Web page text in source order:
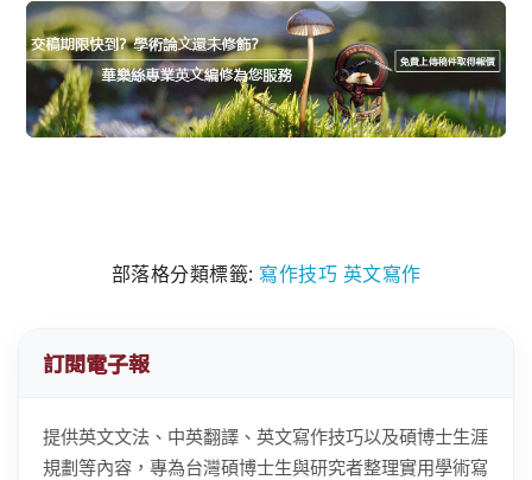
部落格分類標籤: 寫作技巧 英文寫作
訂閱電子報
提供英文文法、中英翻譯、英文寫作技巧以及碩博士生涯
規劃等內容，專為台灣碩博士生與研究者整理實用學術寫